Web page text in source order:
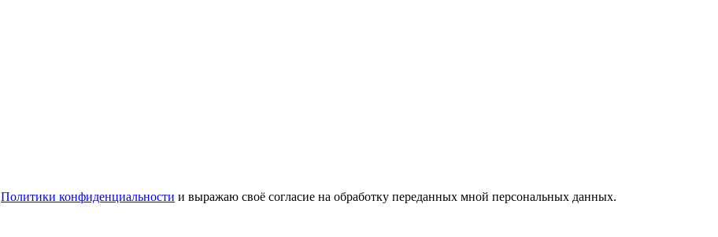
Политики конфиденциальности и выражаю своё согласие на обработку переданных мной персональных данных.